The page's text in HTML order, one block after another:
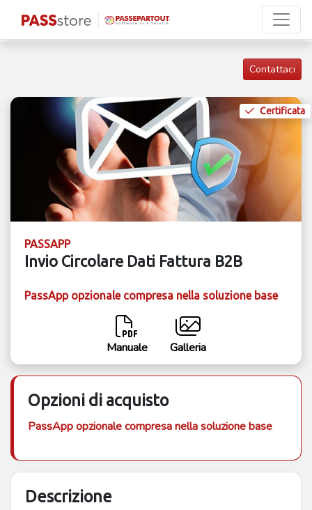
Contattaci
Certificata
PASSAPP
Invio Circolare Dati Fattura B2B
PassApp opzionale compresa nella soluzione base
Manuale Galleria
Opzioni di acquisto
PassApp opzionale compresa nella soluzione base
Descrizione